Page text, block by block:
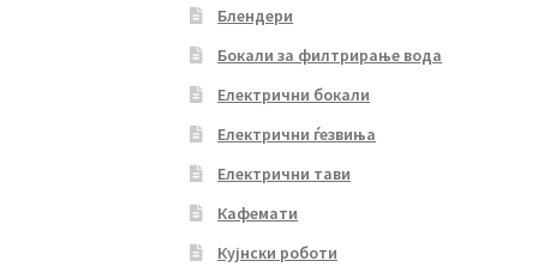
Блендери
Бокали за филтрирање вода
Електрични бокали
Електрични ѓезвиња
Електрични тави
Кафемати
Кујнски роботи